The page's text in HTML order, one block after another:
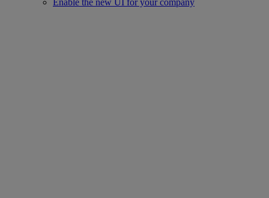
Enable the new UI for your company